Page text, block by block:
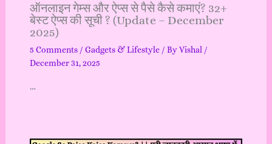
ऑनलाइन गेम्स और ऐप्स से पैसे कैसे कमाएं? 32+
बेस्ट ऐप्स की सूची ? (Update – December
2025)
5 Comments / Gadgets & Lifestyle/ ByVishal /
December 31, 2025
…